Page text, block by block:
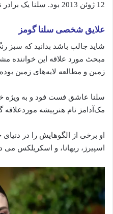
12 ژوئن 2013 بود. سلنا یک برادر ناتنی نیز دارد.
علایق شخصی سلنا گومز
شاید جالب باشد بدانید که سبز
مبحث مورد علاقه‌ این خواننده
زمین و مطالعه‌ لایه‌های زمین
سلنا عاشق فست فود و به ویژه
مک‌آدامز نام هنرپیشه‌
او برخی از الگوهایش را در
اسپیرز، ریهانا، و اسکریلکس می